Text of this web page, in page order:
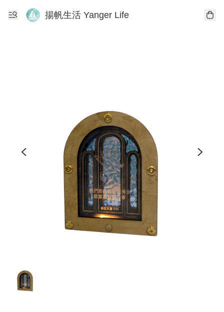
揚帆生活 Yanger Life